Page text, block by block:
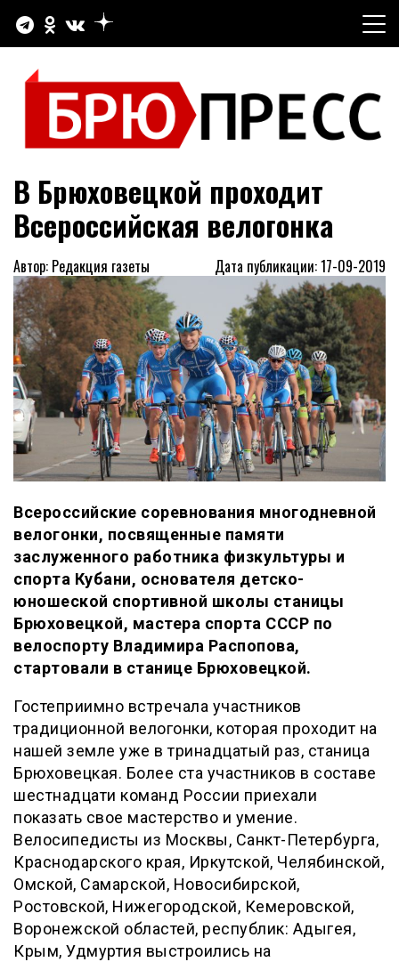
содержимому
БРЮПРЕСС
Официальный сайт газеты "Брюховецкие новости"
В Брюховецкой проходит
Всероссийская велогонка
Автор: Редакция газеты Дата публикации: 17-09-2019
Всероссийские соревнования многодневной
велогонки, посвященные памяти
заслуженного работника физкультуры и
спорта Кубани, основателя детско-
юношеской спортивной школы станицы
Брюховецкой, мастера спорта СССР по
велоспорту Владимира Распопова,
стартовали в станице Брюховецкой.
Гостеприимно встречала участников
традиционной велогонки, которая проходит на
нашей земле уже в тринадцатый раз, станица
Брюховецкая. Более ста участников в составе
шестнадцати команд России приехали
показать свое мастерство и умение.
Велосипедисты из Москвы, Санкт-Петербурга,
Краснодарского края, Иркутской, Челябинской,
Омской, Самарской, Новосибирской,
Ростовской, Нижегородской, Кемеровской,
Воронежской областей, республик: Адыгея,
Крым, Удмуртия выстроились на